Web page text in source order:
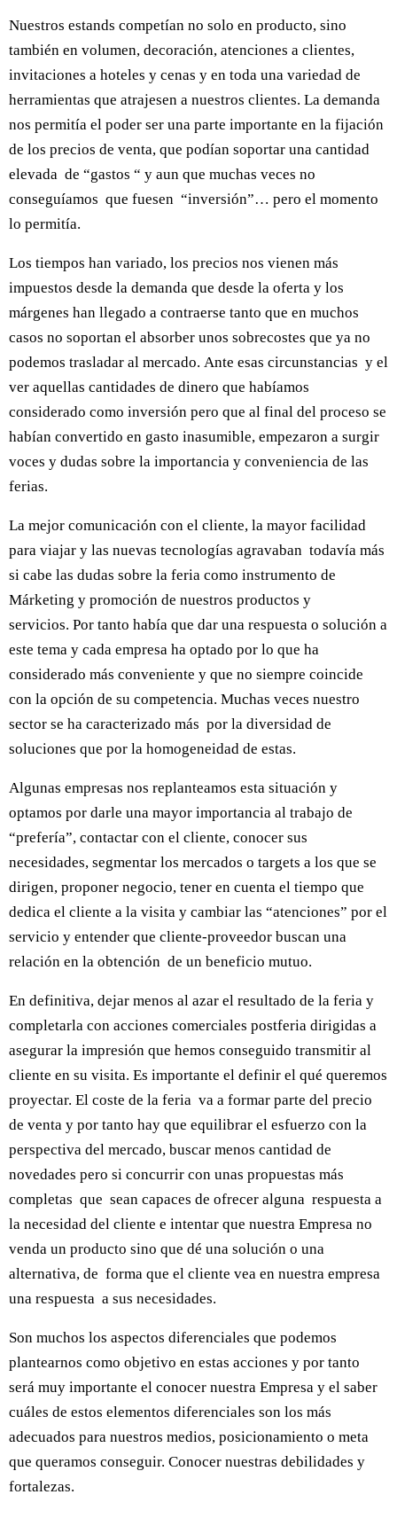
Nuestros estands competían no solo en producto, sino
también en volumen, decoración, atenciones a clientes,
invitaciones a hoteles y cenas y en toda una variedad de
herramientas que atrajesen a nuestros clientes. La demanda
nos permitía el poder ser una parte importante en la fijación
de los precios de venta, que podían soportar una cantidad
elevada de “gastos “ y aun que muchas veces no
conseguíamos que fuesen “inversión”… pero el momento
lo permitía.
Los tiempos han variado, los precios nos vienen más
impuestos desde la demanda que desde la oferta y los
márgenes han llegado a contraerse tanto que en muchos
casos no soportan el absorber unos sobrecostes que ya no
podemos trasladar al mercado. Ante esas circunstancias y el
ver aquellas cantidades de dinero que habíamos
considerado como inversión pero que al final del proceso se
habían convertido en gasto inasumible, empezaron a surgir
voces y dudas sobre la importancia y conveniencia de las
ferias.
La mejor comunicación con el cliente, la mayor facilidad
para viajar y las nuevas tecnologías agravaban todavía más
si cabe las dudas sobre la feria como instrumento de
Márketing y promoción de nuestros productos y
servicios. Por tanto había que dar una respuesta o solución a
este tema y cada empresa ha optado por lo que ha
considerado más conveniente y que no siempre coincide
con la opción de su competencia. Muchas veces nuestro
sector se ha caracterizado más por la diversidad de
soluciones que por la homogeneidad de estas.
Algunas empresas nos replanteamos esta situación y
optamos por darle una mayor importancia al trabajo de
“prefería”, contactar con el cliente, conocer sus
necesidades, segmentar los mercados o targets a los que se
dirigen, proponer negocio, tener en cuenta el tiempo que
dedica el cliente a la visita y cambiar las “atenciones” por el
servicio y entender que cliente-proveedor buscan una
relación en la obtención de un beneficio mutuo.
En definitiva, dejar menos al azar el resultado de la feria y
completarla con acciones comerciales postferia dirigidas a
asegurar la impresión que hemos conseguido transmitir al
cliente en su visita. Es importante el definir el qué queremos
proyectar. El coste de la feria va a formar parte del precio
de venta y por tanto hay que equilibrar el esfuerzo con la
perspectiva del mercado, buscar menos cantidad de
novedades pero si concurrir con unas propuestas más
completas que sean capaces de ofrecer alguna respuesta a
la necesidad del cliente e intentar que nuestra Empresa no
venda un producto sino que dé una solución o una
alternativa, de forma que el cliente vea en nuestra empresa
una respuesta a sus necesidades.
Son muchos los aspectos diferenciales que podemos
plantearnos como objetivo en estas acciones y por tanto
será muy importante el conocer nuestra Empresa y el saber
cuáles de estos elementos diferenciales son los más
adecuados para nuestros medios, posicionamiento o meta
que queramos conseguir. Conocer nuestras debilidades y
fortalezas.